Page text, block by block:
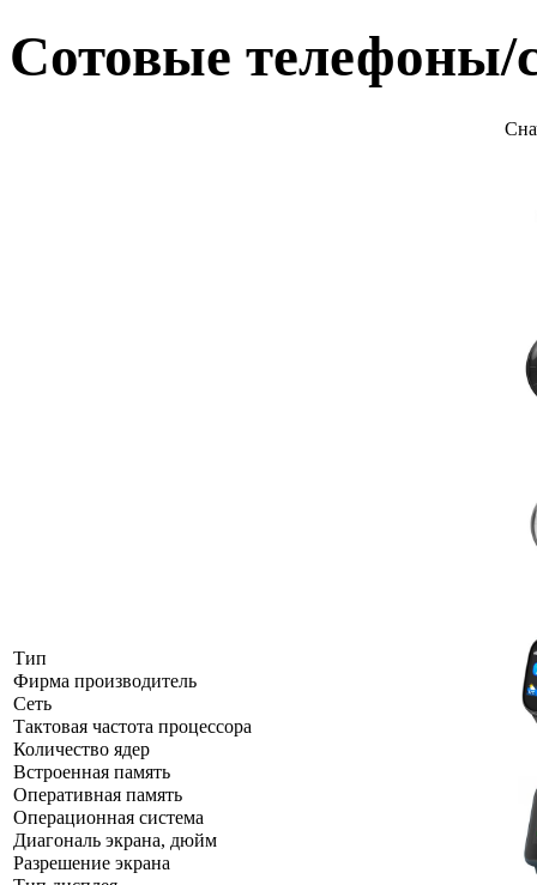
Сотовые
Тип
Фирма производитель
Сеть
Тактовая частота процессора
Количество ядер
Встроенная память
Оперативная память
Операционная система
Диагональ экрана, дюйм
Разрешение экрана